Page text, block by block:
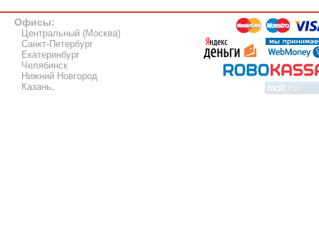
Офисы:
Центральный (Москва)
Санкт-Петербург
Екатеринбург
Челябинск
Нижний Новгород
Казань.